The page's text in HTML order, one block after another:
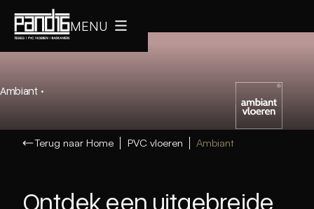
MENU
Ambiant ·
Terug naar Home PVC vloeren Ambiant
Ontdek een uitgebreide